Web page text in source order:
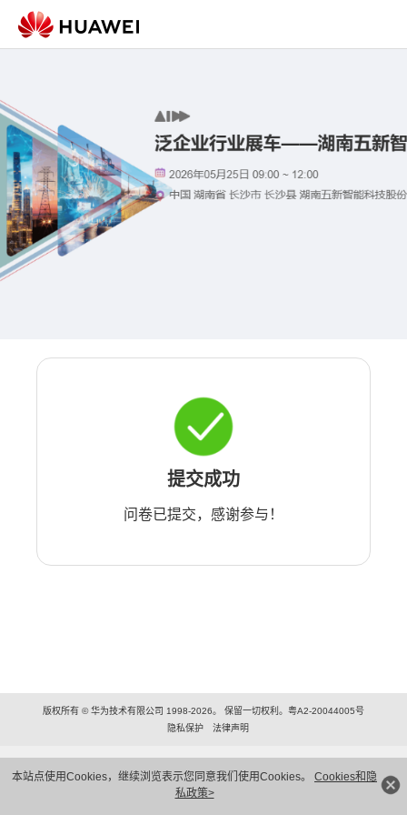
本站点使用Cookies，继续浏览表示您同意我们使用Cookies。 Cookies和隐
私政策>
提交成功
问卷已提交，感谢参与！
版权所有 © 华为技术有限公司 1998-2026。 保留一切权利。粤A2-20044005号
隐私保护
法律声明